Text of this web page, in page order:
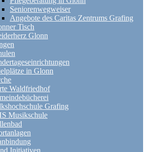
Seniorenwegweiser
Angebote des Caritas Zentrums Grafing
Tisch
Glonn
in Glonn
Waldfriedhof
Grafing
Musikschule
Initiativen